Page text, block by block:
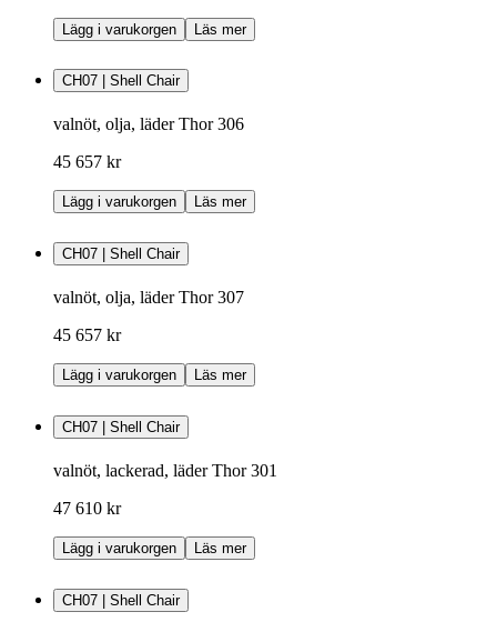
Lägg i varukorgen Läs mer
CH07 | Shell Chair
valnöt, olja, läder Thor 306
45 657 kr
Lägg i varukorgen Läs mer
CH07 | Shell Chair
valnöt, olja, läder Thor 307
45 657 kr
Lägg i varukorgen Läs mer
CH07 | Shell Chair
valnöt, lackerad, läder Thor 301
47 610 kr
Lägg i varukorgen Läs mer
CH07 | Shell Chair